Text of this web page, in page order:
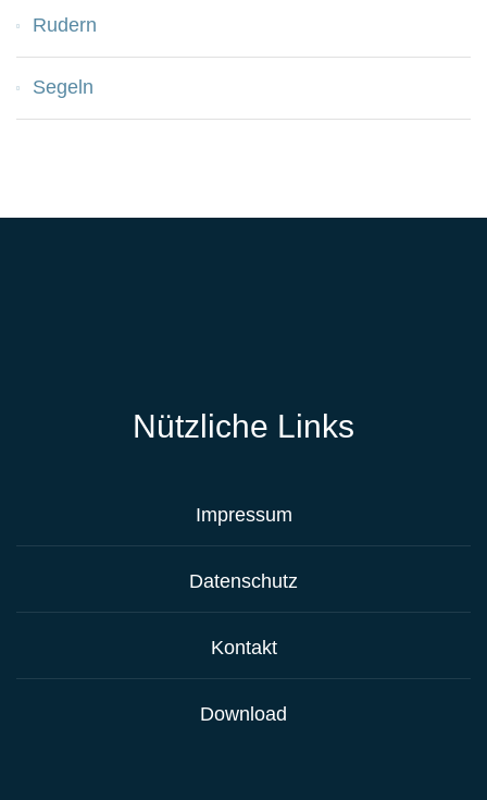
Rudern
Segeln
Nützliche Links
Impressum
Datenschutz
Kontakt
Download